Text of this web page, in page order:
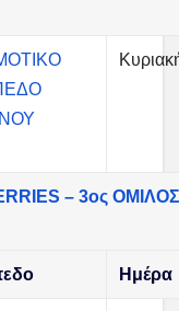
– 3ος
Ημέρα